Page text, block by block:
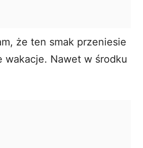
że ten smak przeniesie
wakacje. Nawet w środku